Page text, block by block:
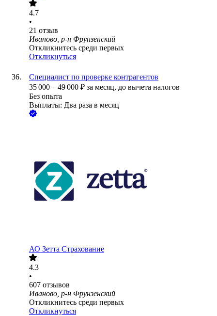
4.7
•
21 отзыв
Иваново, р-н Фрунзенский
Откликнитесь среди первых
Откликнуться
Специалист по проверке контрагентов
35 000 – 49 000 ₽ за месяц, до вычета налогов
Без опыта
Выплаты: Два раза в месяц
АО Зетта Страхование
4.3
•
607 отзывов
Иваново, р-н Фрунзенский
Откликнитесь среди первых
Откликнуться